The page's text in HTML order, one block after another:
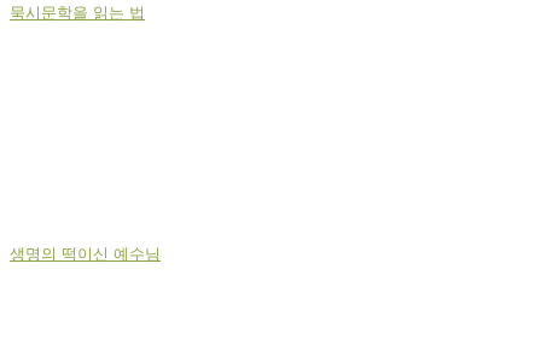
묵시문학을 읽는 법
생명의 떡이신 예수님